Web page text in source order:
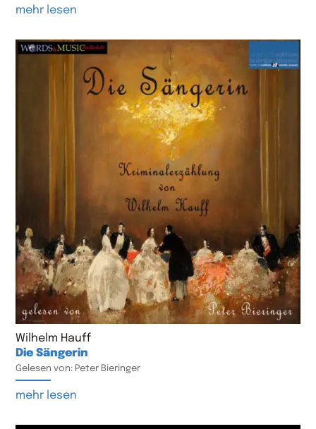
mehr lesen
Wilhelm Hauff
Die Sängerin
Gelesen von: Peter Bieringer
mehr lesen